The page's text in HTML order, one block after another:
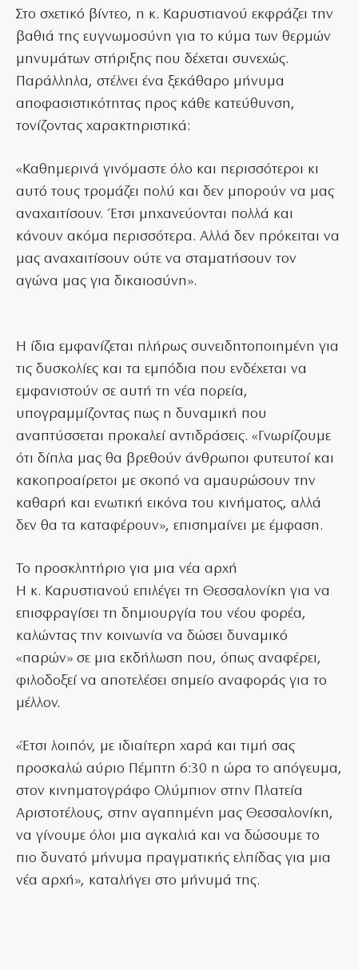
Στο σχετικό βίντεο, η κ. Καρυστιανού εκφράζει την
βαθιά της ευγνωμοσύνη για το κύμα των θερμών
μηνυμάτων στήριξης που δέχεται συνεχώς.
Παράλληλα, στέλνει ένα ξεκάθαρο μήνυμα
αποφασιστικότητας προς κάθε κατεύθυνση,
τονίζοντας χαρακτηριστικά:
«Καθημερινά γινόμαστε όλο και περισσότεροι κι
αυτό τους τρομάζει πολύ και δεν μπορούν να μας
αναχαιτίσουν. Έτσι μηχανεύονται πολλά και
κάνουν ακόμα περισσότερα. Αλλά δεν πρόκειται να
μας αναχαιτίσουν ούτε να σταματήσουν τον
αγώνα μας για δικαιοσύνη».
Η ίδια εμφανίζεται πλήρως συνειδητοποιημένη για
τις δυσκολίες και τα εμπόδια που ενδέχεται να
εμφανιστούν σε αυτή τη νέα πορεία,
υπογραμμίζοντας πως η δυναμική που
αναπτύσσεται προκαλεί αντιδράσεις. «Γνωρίζουμε
ότι δίπλα μας θα βρεθούν άνθρωποι φυτευτοί και
κακοπροαίρετοι με σκοπό να αμαυρώσουν την
καθαρή και ενωτική εικόνα του κινήματος, αλλά
δεν θα τα καταφέρουν», επισημαίνει με έμφαση.
Το προσκλητήριο για μια νέα αρχή
Η κ. Καρυστιανού επιλέγει τη Θεσσαλονίκη για να
επισφραγίσει τη δημιουργία του νέου φορέα,
καλώντας την κοινωνία να δώσει δυναμικό
«παρών» σε μια εκδήλωση που, όπως αναφέρει,
φιλοδοξεί να αποτελέσει σημείο αναφοράς για το
μέλλον.
«Έτσι λοιπόν, με ιδιαίτερη χαρά και τιμή σας
προσκαλώ αύριο Πέμπτη 6:30 η ώρα το απόγευμα,
στον κινηματογράφο Ολύμπιον στην Πλατεία
Αριστοτέλους, στην αγαπημένη μας Θεσσαλονίκη,
να γίνουμε όλοι μια αγκαλιά και να δώσουμε το
πιο δυνατό μήνυμα πραγματικής ελπίδας για μια
νέα αρχή», καταλήγει στο μήνυμά της.